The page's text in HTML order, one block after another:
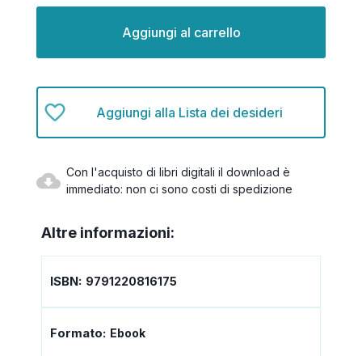
Aggiungi alla Lista dei desideri
Con l'acquisto di libri digitali il download è
immediato: non ci sono costi di spedizione
Altre informazioni:
ISBN: 9791220816175
Formato: Ebook